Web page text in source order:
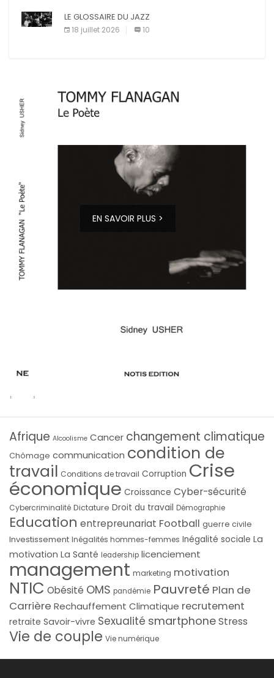
LE GLOSSAIRE DU JAZZ
18 juillet 2026 10
EN SAVOIR PLUS >
Afrique Alcoolisme Cancer changement climatique
Chômage communication condition de
travail Conditions de travail Corruption Crise
économique Croissance Cyber-sécurité
Cybercriminalité Dictature Droit du travail Démographie
Education entrepreunariat Football guerre civile
Investissement Inégalités hommes-femmes Inégalité sociale La
motivation La Santé leadership licenciement
management marketing motivation
NTIC Obésité OMS pandémie Pauvreté Plan de
Carrière Rechauffement Climatique recrutement
retraite Savoir-vivre Sexualité smartphoneStress
Vie de couple Vie numérique